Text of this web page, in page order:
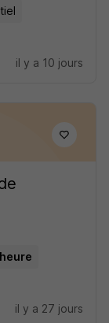
il y a 10 jours
il y a 27 jours